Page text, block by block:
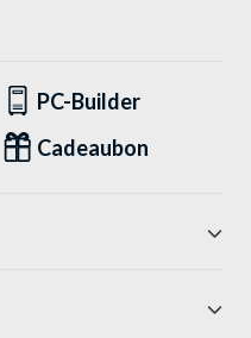
PC-Builder
Cadeaubon